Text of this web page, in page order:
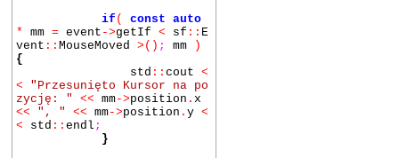
if ( const auto
* mm = event ->getIf < sf :: E
vent :: MouseMoved >() ; mm
)
{
std :: cout <
< "Przesunięto Kursor na po
zycję: " << mm->position . x
<< ", " << mm->position . y <
< std :: endl ;
}